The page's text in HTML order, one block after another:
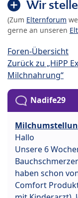
Wir
(Zum Elternforum
gerne an unseren
Foren-Übersicht
Zurück zu „HiPP
Milchnahrung“
Nadife29
Hallo
Unsere 6
haben schon
Comfort